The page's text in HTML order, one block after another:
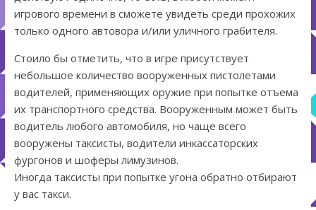
игрового времени в сможете увидеть среди прохожих
только одного автовора и/или уличного грабителя.
Стоило бы отметить, что в игре присутствует
небольшое количество вооруженных пистолетами
водителей, применяющих оружие при попытке отъема
их транспортного средства. Вооруженным может быть
водитель любого автомобиля, но чаще всего
вооружены таксисты, водители инкассаторских
фургонов и шоферы лимузинов.
Иногда таксисты при попытке угона обратно отбирают
у вас такси.